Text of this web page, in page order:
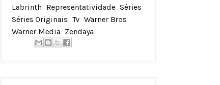
Labrinth Representatividade Séries
Séries Originais Tv Warner Bros
Warner Media Zendaya